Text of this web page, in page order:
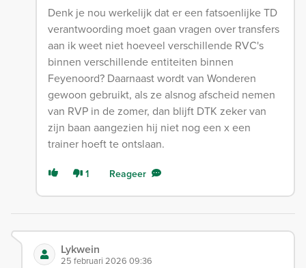
Denk je nou werkelijk dat er een fatsoenlijke TD
verantwoording moet gaan vragen over transfers
aan ik weet niet hoeveel verschillende RVC's
binnen verschillende entiteiten binnen
Feyenoord? Daarnaast wordt van Wonderen
gewoon gebruikt, als ze alsnog afscheid nemen
van RVP in de zomer, dan blijft DTK zeker van
zijn baan aangezien hij niet nog een x een
trainer hoeft te ontslaan.
1 Reageer
Lykwein
25 februari 2026 09:36